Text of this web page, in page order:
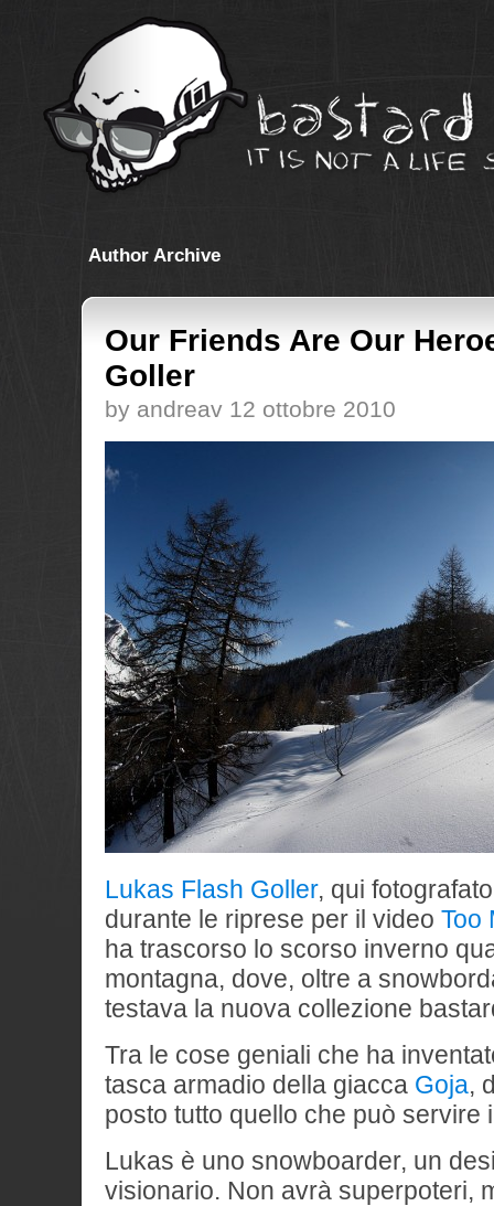
Author Archive
Our Friends Are Our
Goller
by andreav 12 ottobre 2010
Lukas Flash Goller, qui
durante le riprese per il video Too
ha trascorso lo scorso inverno
montagna, dove, oltre a
testava la nuova collezione
Tra le cose geniali che ha
tasca armadio della giacca Goja,
posto tutto quello che può servire
Lukas è uno snowboarder, un
visionario. Non avrà superpoteri,